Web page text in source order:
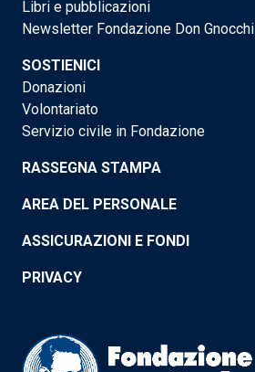
Libri e pubblicazioni
Newsletter Fondazione Don Gnocchi
SOSTIENICI
Donazioni
Volontariato
Servizio civile in Fondazione
RASSEGNA STAMPA
AREA DEL PERSONALE
ASSICURAZIONI E FONDI
PRIVACY